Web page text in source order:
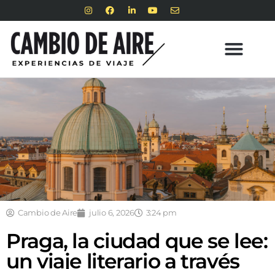
Cambio de Aire julio 6, 2026 3:24 pm
Praga, la ciudad que se lee:
un viaje literario a través